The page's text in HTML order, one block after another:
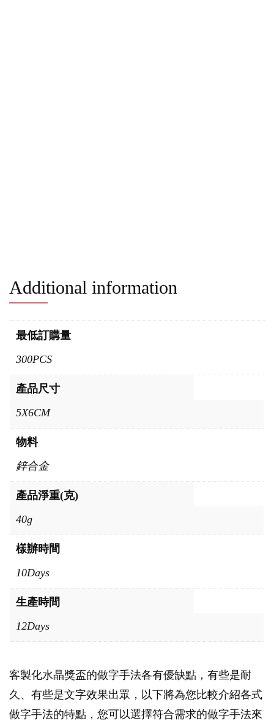
Additional information
最低訂購量
300PCS
產品尺寸
5X6CM
物料
鋅合金
產品淨重(克)
40g
樣辦時間
10Days
生產時間
12Days
客製化水晶獎盃的做字手法各有優缺點，有些是耐
久、有些是文字效果出眾，以下將為您比較介紹各式
做字手法的特點，您可以選擇符合需求的做字手法來